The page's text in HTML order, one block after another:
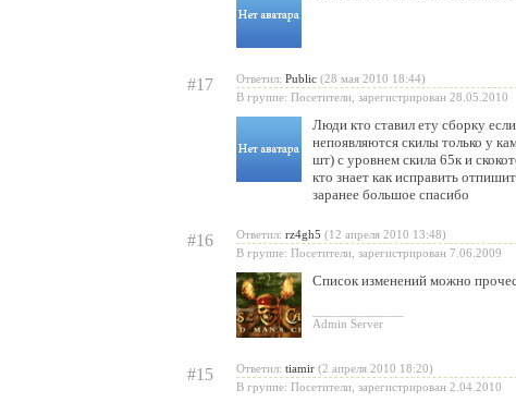
#17 Ответил: Public (28 мая 2010 18:44)
В группе: Посетители, зарегистрирован 28.05.2010
Люди кто ставил ету сборку
непоявляются скилы только у
шт) с уровнем скила 65к и
кто знает как исправить
заранее большое спасибо
#16 Ответил: rz4gh5 (12 апреля 2010 13:48)
В группе: Посетители, зарегистрирован 7.06.2009
Список изменений можно
Admin Server
#15 Ответил: tiamir (2 апреля 2010 18:20)
В группе: Посетители, зарегистрирован 2.04.2010